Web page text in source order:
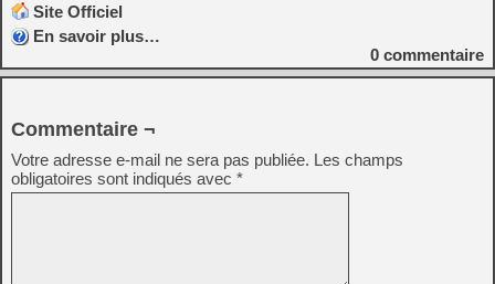
Site Officiel
En savoir plus…
0 commentaire
Commentaire ¬
Votre adresse e-mail ne sera pas publiée. Les champs
obligatoires sont indiqués avec *